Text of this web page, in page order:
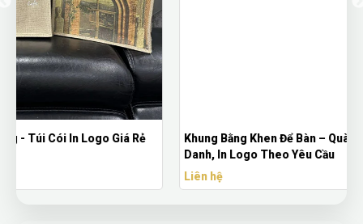
Khung Bằng Khen Để Bàn – Quà Tặng Doanh Nghiệp Vinh